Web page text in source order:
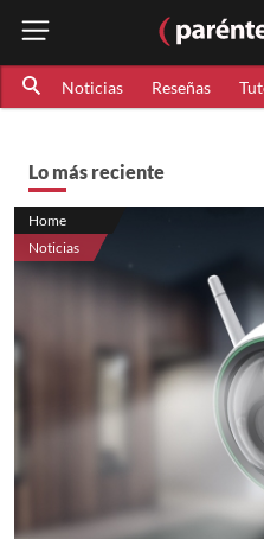
Noticias Reseñas
Lo más reciente
Home
Noticias